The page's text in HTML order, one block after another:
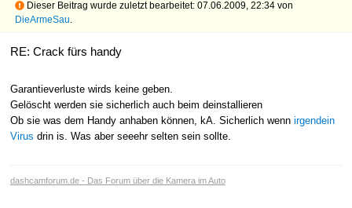
Dieser Beitrag wurde zuletzt bearbeitet: 07.06.2009, 22:34 von
DieArmeSau
RE: Crack fürs handy
Garantieverluste wirds keine geben.
Gelöscht werden sie sicherlich auch beim deinstallieren
Ob sie was dem Handy anhaben können, kA. Sicherlich wenn irgendein
Virus drin is. Was aber seeehr selten sein sollte.
dashcamforum.de - Das Forum über die Kamera im Auto